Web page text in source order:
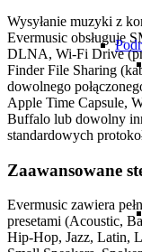
Wysyłanie muzyki z
Evermusic obsługuje
DLNA, Wi-Fi Drive
Finder File Sharing
dowolnego
Apple Time Capsule,
Buffalo lub dowolny
standardowych
Zaawansowane
Evermusic zawiera
presetami (Acoustic,
Hip-Hop, Jazz, Latin,